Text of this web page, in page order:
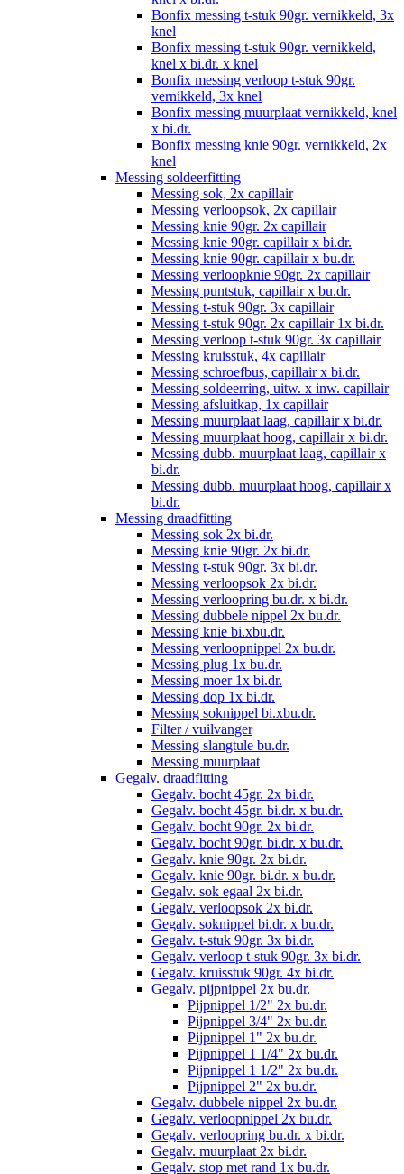
Bonfix messing t-stuk 90gr. vernikkeld, 3x
knel
Bonfix messing t-stuk 90gr. vernikkeld,
knel x bi.dr. x knel
Bonfix messing verloop t-stuk 90gr.
vernikkeld, 3x knel
Bonfix messing muurplaat vernikkeld, knel
x bi.dr.
Bonfix messing knie 90gr. vernikkeld, 2x
knel
Messing soldeerfitting
Messing sok, 2x capillair
Messing verloopsok, 2x capillair
Messing knie 90gr. 2x capillair
Messing knie 90gr. capillair x bi.dr.
Messing knie 90gr. capillair x bu.dr.
Messing verloopknie 90gr. 2x capillair
Messing puntstuk, capillair x bu.dr.
Messing t-stuk 90gr. 3x capillair
Messing t-stuk 90gr. 2x capillair 1x bi.dr.
Messing verloop t-stuk 90gr. 3x capillair
Messing kruisstuk, 4x capillair
Messing schroefbus, capillair x bi.dr.
Messing soldeerring, uitw. x inw. capillair
Messing afsluitkap, 1x capillair
Messing muurplaat laag, capillair x bi.dr.
Messing muurplaat hoog, capillair x bi.dr.
Messing dubb. muurplaat laag, capillair x
bi.dr.
Messing dubb. muurplaat hoog, capillair x
bi.dr.
Messing draadfitting
Messing sok 2x bi.dr.
Messing knie 90gr. 2x bi.dr.
Messing t-stuk 90gr. 3x bi.dr.
Messing verloopsok 2x bi.dr.
Messing verloopring bu.dr. x bi.dr.
Messing dubbele nippel 2x bu.dr.
Messing knie bi.xbu.dr.
Messing verloopnippel 2x bu.dr.
Messing plug 1x bu.dr.
Messing moer 1x bi.dr.
Messing dop 1x bi.dr.
Messing soknippel bi.xbu.dr.
Filter / vuilvanger
Messing slangtule bu.dr.
Messing muurplaat
Gegalv. draadfitting
Gegalv. bocht 45gr. 2x bi.dr.
Gegalv. bocht 45gr. bi.dr. x bu.dr.
Gegalv. bocht 90gr. 2x bi.dr.
Gegalv. bocht 90gr. bi.dr. x bu.dr.
Gegalv. knie 90gr. 2x bi.dr.
Gegalv. knie 90gr. bi.dr. x bu.dr.
Gegalv. sok egaal 2x bi.dr.
Gegalv. verloopsok 2x bi.dr.
Gegalv. soknippel bi.dr. x bu.dr.
Gegalv. t-stuk 90gr. 3x bi.dr.
Gegalv. verloop t-stuk 90gr. 3x bi.dr.
Gegalv. kruisstuk 90gr. 4x bi.dr.
Gegalv. pijpnippel 2x bu.dr.
Pijpnippel 1/2" 2x bu.dr.
Pijpnippel 3/4" 2x bu.dr.
Pijpnippel 1" 2x bu.dr.
Pijpnippel 1 1/4" 2x bu.dr.
Pijpnippel 1 1/2" 2x bu.dr.
Pijpnippel 2" 2x bu.dr.
Gegalv. dubbele nippel 2x bu.dr.
Gegalv. verloopnippel 2x bu.dr.
Gegalv. verloopring bu.dr. x bi.dr.
Gegalv. muurplaat 2x bi.dr.
Gegalv. stop met rand 1x bu.dr.